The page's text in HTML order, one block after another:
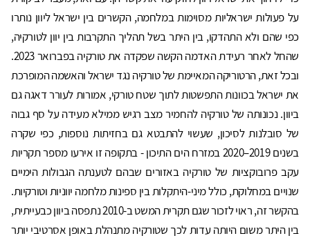
על פעולות ישראליות מסוימות במלחמה, הקשרים בין ישראל ליוון נותרו
כפי שהם ולא התהדקו, בין היתר בשל תהליך התקרבות בין יוון לטורקיה,
שהחל לאחר רעידת האדמה הקשה שפקדה את טורקיה בפברואר 2023.
ובכל זאת, הרטוריקה המאיימת של טורקיה נגד ישראל והאשמה המופרכת
את ישראל בכוונות התפשטות לתוך שטח טורקי, אמורות לעורר דאגה גם
ביוון. נכונותה של טורקיה להחמיר מצב רגיש ממילא מעידה על סף גבוה
של סובלנות לסיכון, שעשוי להתבטא גם בחזיתות נוספות, כפי שקרה
בשנים 2019–2020 במזרח הים התיכון - בתקופה זו אירעו מספר תקריות
עקב פרובוקציות של טורקיה באזורים שבהם לטענתה הגבולות הימיים
שנויים במחלוקת, כולל מיני-היתקלות בין ספינות מלחמה יווניות וטורקיות.
בהקשר זה, ראוי לזכור שגם תקרית המשט ב-2010 נתפסה ביוון כבעייתית,
בין היתר משום היותה עדות לכך שטורקיה מתנהלת באופן אסרטיבי יותר